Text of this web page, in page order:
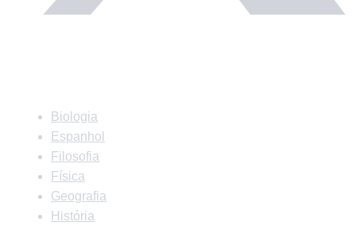
Biologia
Espanhol
Filosofia
Física
Geografia
História